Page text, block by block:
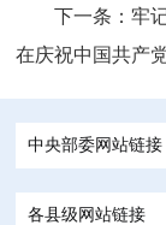
下一条：牢
在庆祝中国共产
中央部委网站链接
各县级网站链接